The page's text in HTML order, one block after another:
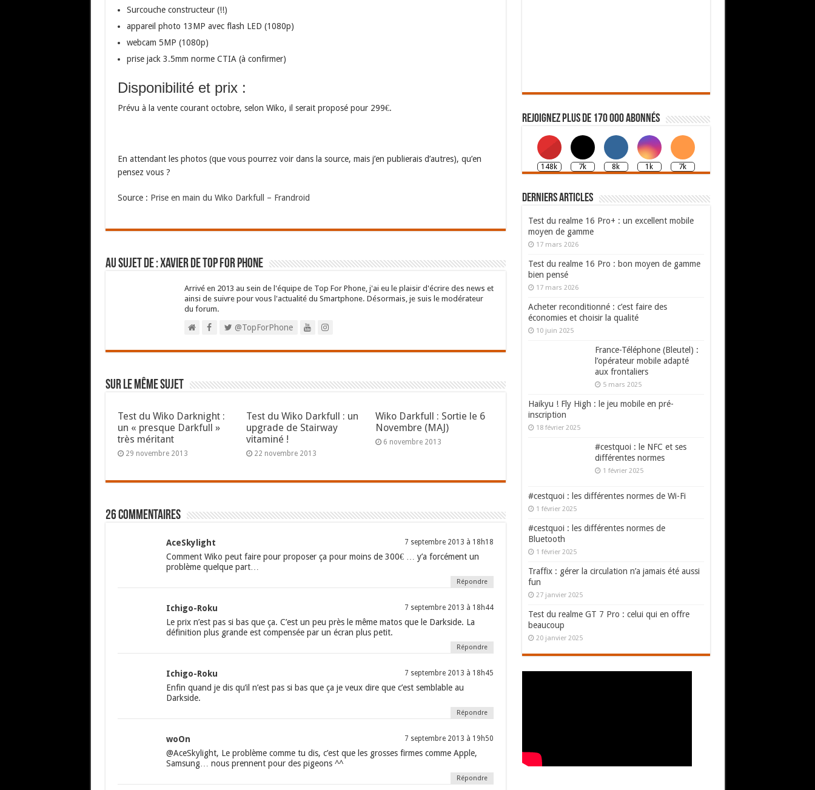
Surcouche constructeur (!!)
appareil photo 13MP avec flash LED (1080p)
webcam 5MP (1080p)
prise jack 3.5mm norme CTIA (à confirmer)
Disponibilité et prix :
Prévu à la vente courant octobre, selon Wiko, il serait proposé pour 299€.
En attendant les photos (que vous pourrez voir dans la source, mais j’en publierais d’autres), qu’en
pensez vous ?
Source : Prise en main du Wiko Darkfull – Frandroid
Au sujet de : Xavier de Top For Phone
Arrivé en 2013 au sein de l'équipe de Top For Phone, j'ai eu le plaisir d'écrire des news et
ainsi de suivre pour vous l'actualité du Smartphone. Désormais, je suis le modérateur
du forum.
@TopForPhone
Sur le même sujet
Test du Wiko Darknight :
un « presque Darkfull »
très méritant
29 novembre 2013
Test du Wiko Darkfull : un
upgrade de Stairway
vitaminé !
22 novembre 2013
Wiko Darkfull : Sortie le 6
Novembre (MAJ)
6 novembre 2013
26 commentaires
AceSkylight 7 septembre 2013 à 18h18
Comment Wiko peut faire pour proposer ça pour moins de 300€ … y’a forcément un
problème quelque part…
Répondre
Ichigo-Roku 7 septembre 2013 à 18h44
Le prix n’est pas si bas que ça. C’est un peu près le même matos que le Darkside. La
définition plus grande est compensée par un écran plus petit.
Répondre
Ichigo-Roku 7 septembre 2013 à 18h45
Enfin quand je dis qu’il n’est pas si bas que ça je veux dire que c’est semblable au
Darkside.
Répondre
woOn 7 septembre 2013 à 19h50
@AceSkylight, Le problème comme tu dis, c’est que les grosses firmes comme Apple,
Samsung… nous prennent pour des pigeons ^^
Répondre
Rejoignez plus de 170 000 abonnés
148k 7k 8k 1k 7k
Derniers articles
Test du realme 16 Pro+ : un excellent mobile
moyen de gamme
17 mars 2026
Test du realme 16 Pro : bon moyen de gamme
bien pensé
17 mars 2026
Acheter reconditionné : c’est faire des
économies et choisir la qualité
10 juin 2025
France-Téléphone (Bleutel) :
l’opérateur mobile adapté
aux frontaliers
5 mars 2025
Haikyu ! Fly High : le jeu mobile en pré-
inscription
18 février 2025
#cestquoi : le NFC et ses
différentes normes
1 février 2025
#cestquoi : les différentes normes de Wi-Fi
1 février 2025
#cestquoi : les différentes normes de
Bluetooth
1 février 2025
Traffix : gérer la circulation n’a jamais été aussi
fun
27 janvier 2025
Test du realme GT 7 Pro : celui qui en offre
beaucoup
20 janvier 2025